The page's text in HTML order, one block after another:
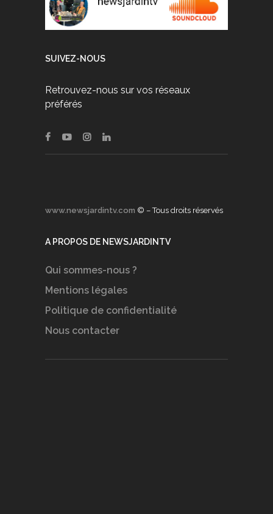
SUIVEZ-NOUS
Retrouvez-nous sur vos réseaux
préférés
www.newsjardintv.com © – Tous droits réservés
A PROPOS DE NEWSJARDINTV
Qui sommes-nous ?
Mentions légales
Politique de confidentialité
Nous contacter